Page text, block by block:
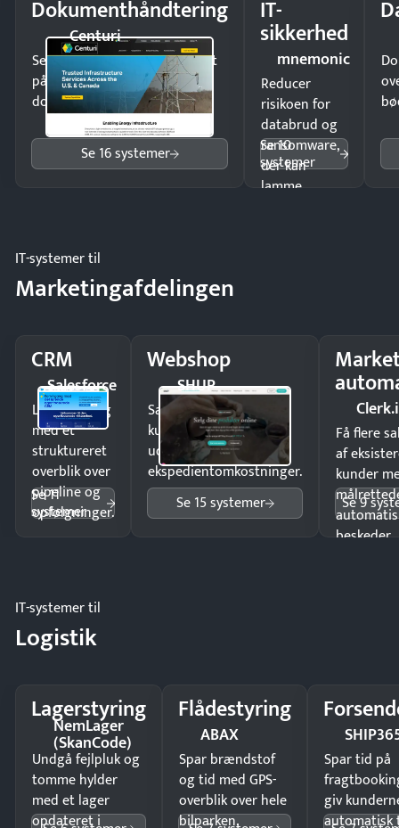
Dokumenthåndtering
Centuri
Send kontrakter til underskrift
på minutter og mist ingen
dokumenter.
Se 16 systemer
IT-
sikkerhed
mnemonic
Reducer
risikoen for
databrud og
ransomware,
der kan
lamme
Se 10
systemer
IT-systemer til
Marketingafdelingen
CRM
Salesforce
Luk flere salg
med et
struktureret
overblik over
pipeline og
opfølgninger.
Se 11
systemer
Webshop
SHUP
Sælg produkter 24/7 til
kunder i hele landet
uden
ekspedientomkostninger.
Se 15 systemer
Få flere
af
kunder
beskeder.
Se 9
IT-systemer til
Logistik
Lagerstyring
NemLager
(SkanCode)
Undgå fejlpluk og
tomme hylder
med et lager
opdateret i
Flådestyring
ABAX
Spar brændstof
og tid med GPS-
overblik over hele
bilparken.
Spar tid på
giv
automatisk